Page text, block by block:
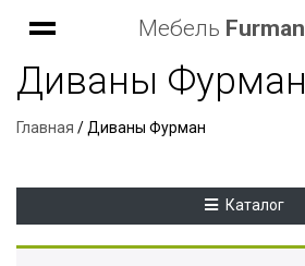
Мебель Furman
Диваны Фурман
Главная / Диваны Фурман
Каталог